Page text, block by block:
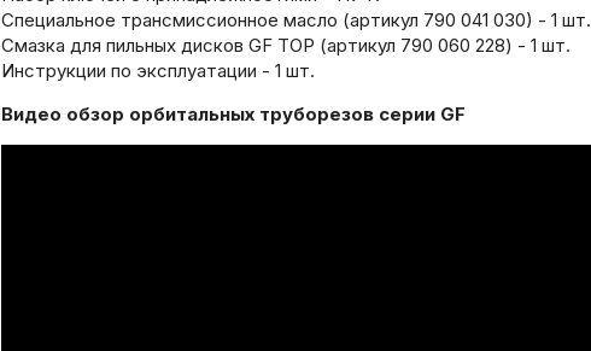
Специальное трансмиссионное масло (артикул 790 041 030) - 1 шт.
Смазка для пильных дисков GF TOP (артикул 790 060 228) - 1 шт.
Инструкции по эксплуатации - 1 шт.
Видео обзор орбитальных труборезов серии GF